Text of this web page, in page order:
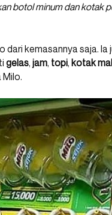
botol minum dan kotak
kemasannya saja. Ia
gelas, jam, topi, kotak